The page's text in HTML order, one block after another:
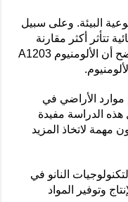
البيئة. وعلى سبيل
تتأثر أكثر مقارنة
بالذرة المزروعة في بيئة التربة. كما اتضح أن الألومنيوم A1203
الأراضي في
هذه الدراسة مفيدة
مهمة لاتخاذ المزيد
النانو في
وتوفير المواد